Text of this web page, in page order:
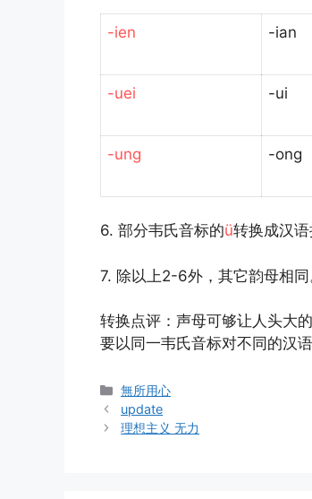
-ien -ian
-uei -ui
-ung -ong
6. 部分韦氏音标的ü转换成汉
7. 除以上2-6外，其它韵母相同
转换点评：声母可够让人头大
要以同一韦氏音标对不同的汉
Categories
無所用心
update
理想主义 无力